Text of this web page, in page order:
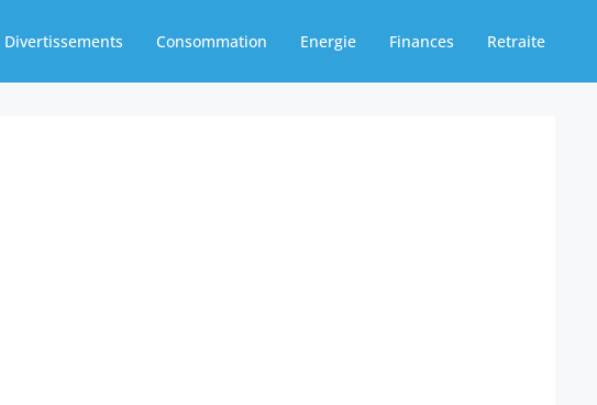
Divertissements Consommation Energie Finances Retraite